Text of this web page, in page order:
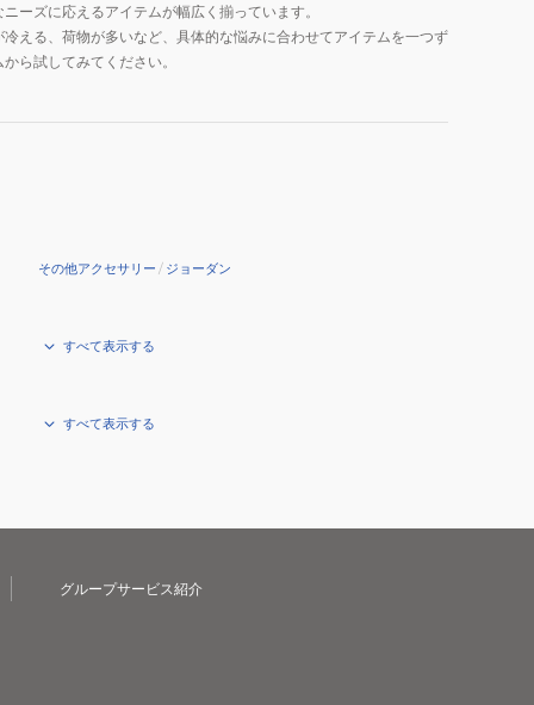
ーズに応えるアイテムが幅広く揃っています。
える、荷物が多いなど、具体的な悩みに合わせてアイテムを一つず
ら試してみてください。
その他アクセサリー / ジョーダン
すべて表示する
すべて表示する
グループサービス紹介